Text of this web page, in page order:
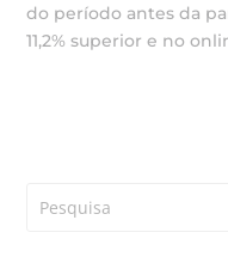
do período antes da
11,2% superior e no